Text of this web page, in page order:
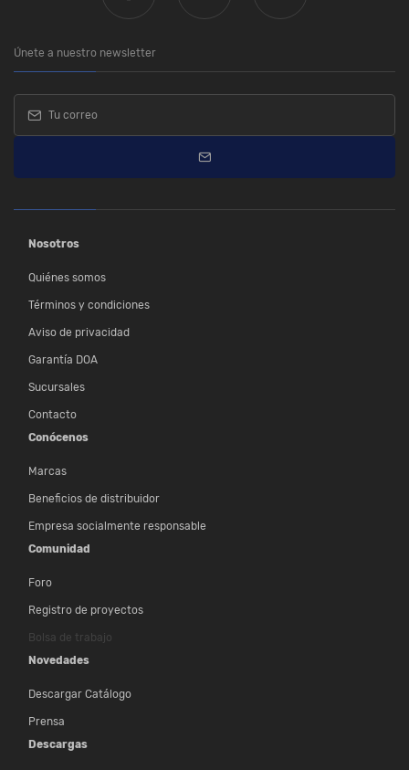
Únete a nuestro newsletter
Nosotros
Quiénes somos
Términos y condiciones
Aviso de privacidad
Garantía DOA
Sucursales
Contacto
Conócenos
Marcas
Beneficios de distribuidor
Empresa socialmente responsable
Comunidad
Foro
Registro de proyectos
Bolsa de trabajo
Novedades
Descargar Catálogo
Prensa
Descargas